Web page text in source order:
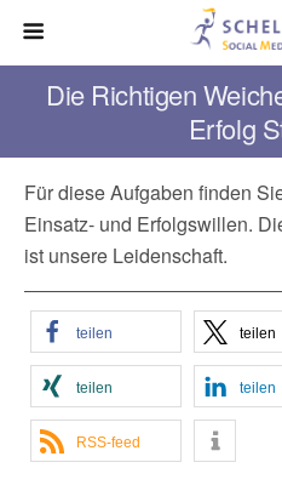
Die Richtigen
Erfolg
Für diese Aufgaben finden
Einsatz- und Erfolgswillen.
ist unsere Leidenschaft.
teilen teilen
teilen teilen
RSS-feed